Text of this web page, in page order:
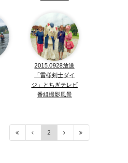
2015.0928放送
「雷様剣士ダイ
ジ」とちぎテレビ
番組撮影風景
2